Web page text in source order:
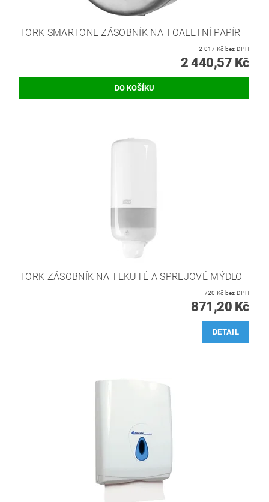
TORK SMARTONE ZÁSOBNÍK NA TOALETNÍ PAPÍR
2 017 Kč bez DPH
2 440,57 Kč
TORK ZÁSOBNÍK NA TEKUTÉ A SPREJOVÉ MÝDLO
720 Kč bez DPH
871,20 Kč
DETAIL